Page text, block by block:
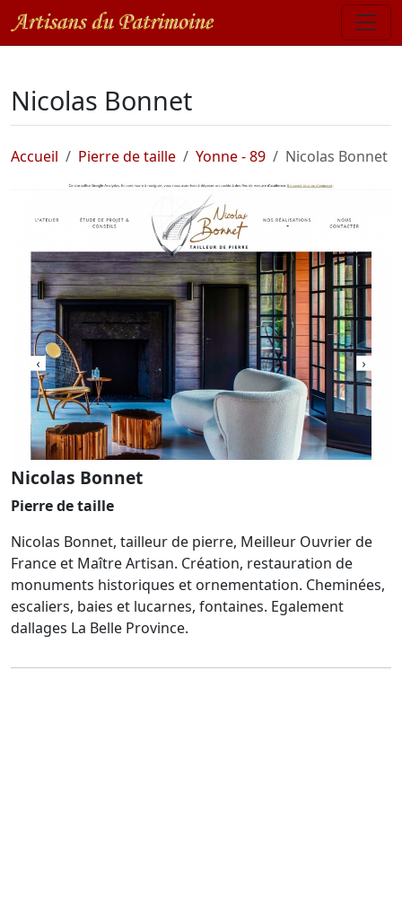
Nicolas Bonnet
Accueil Pierre de taille Yonne - 89 Nicolas Bonnet
Nicolas Bonnet
Pierre de taille
Nicolas Bonnet, tailleur de pierre, Meilleur Ouvrier de
France et Maître Artisan. Création, restauration de
monuments historiques et ornementation. Cheminées,
escaliers, baies et lucarnes, fontaines. Egalement
dallages La Belle Province.